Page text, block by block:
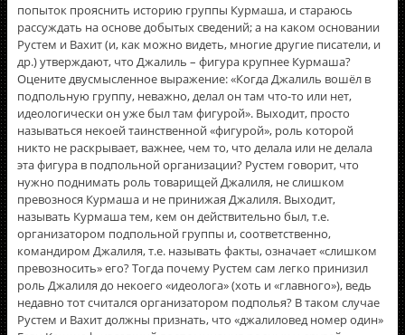
попыток прояснить историю группы Курмаша, и стараюсь
рассуждать на основе добытых сведений; а на каком основании
Рустем и Вахит (и, как можно видеть, многие другие писатели, и
др.) утверждают, что Джалиль – фигура крупнее Курмаша?
Оцените двусмысленное выражение: «Когда Джалиль вошёл в
подпольную группу, неважно, делал он там что-то или нет,
идеологически он уже был там фигурой». Выходит, просто
называться некоей таинственной «фигурой», роль которой
никто не раскрывает, важнее, чем то, что делала или не делала
эта фигура в подпольной организации? Рустем говорит, что
нужно поднимать роль товарищей Джалиля, не слишком
превознося Курмаша и не принижая Джалиля. Выходит,
называть Курмаша тем, кем он действительно был, т.е.
организатором подпольной группы и, соответственно,
командиром Джалиля, т.е. называть факты, означает «слишком
превозносить» его? Тогда почему Рустем сам легко принизил
роль Джалиля до некоего «идеолога» (хоть и «главного»), ведь
недавно тот считался организатором подполья? В таком случае
Рустем и Вахит должны признать, что «джалиловед номер один»